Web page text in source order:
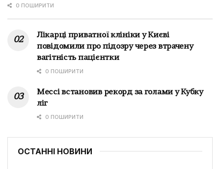
0 ПОШИРИТИ
Лікарці приватної клініки у Києві
повідомили про підозру через втрачену
вагітність пацієнтки
0 ПОШИРИТИ
Мессі встановив рекорд за голами у Кубку
ліг
0 ПОШИРИТИ
ОСТАННІ НОВИНИ